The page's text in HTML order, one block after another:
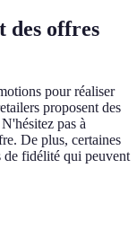
des offres
pour réaliser
proposent des
pas à
De plus, certaines
de fidélité qui peuvent